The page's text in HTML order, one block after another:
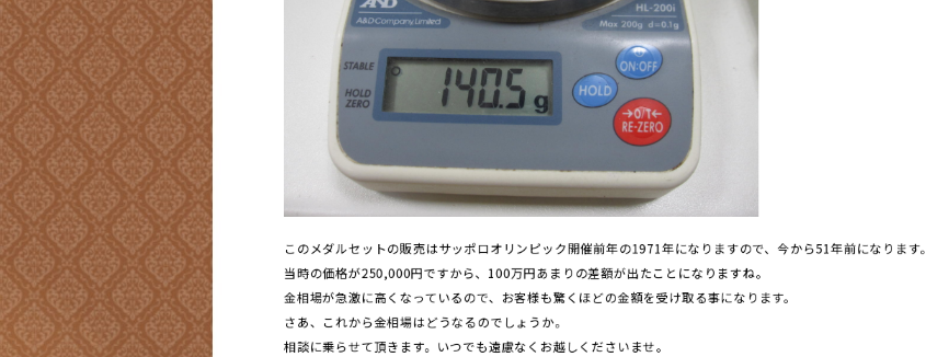
このメダルセットの販売はサッポロオリンピック開催前年の1971年になりますので、今から51年前になります。
当時の価格が250,000円ですから、100万円あまりの差額が出たことになりますね。
金相場が急激に高くなっているので、お客様も驚くほどの金額を受け取る事になります。
さあ、これから金相場はどうなるのでしょうか。
相談に乗らせて頂きます。いつでも遠慮なくお越しくださいませ。